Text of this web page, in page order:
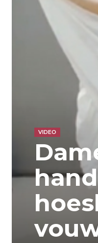
VIDEO